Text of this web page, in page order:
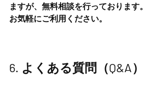
ますが、無料相談を行っております。
お気軽にご利用ください。
6. よくある質問（Q&A）